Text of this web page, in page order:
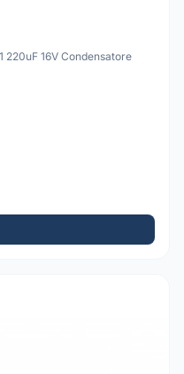
220uF 16V Condensatore